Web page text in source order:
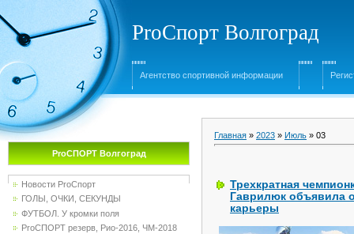
ProСпорт Волгоград
Агентство спортивной информации
ProСПОРТ Волгоград
Новости ProСпорт
ГОЛЫ, ОЧКИ, СЕКУНДЫ
ФУТБОЛ. У кромки поля
ProСПОРТ резерв, Рио-2016, ЧМ-2018
Главная » 2023 » Июль » 03
Трехкратная
Гаврилюк объявила
карьеры